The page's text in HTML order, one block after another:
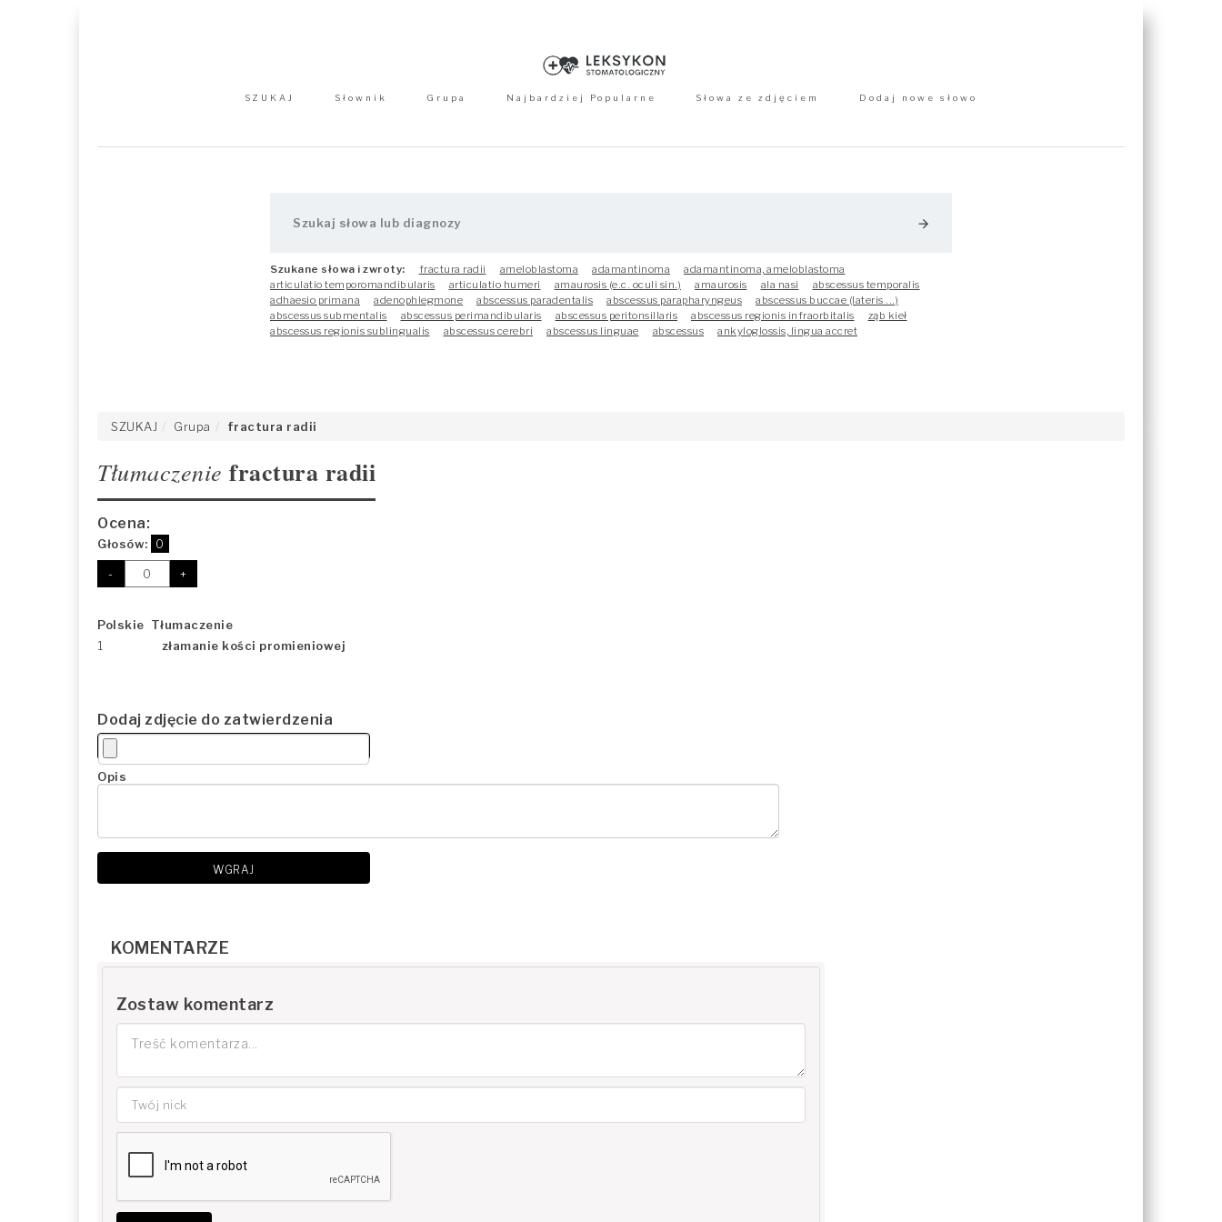
SZUKAJ Słownik Grupa Najbardziej Popularne Słowa ze zdjęciem Dodaj nowe słowo
arrow_forward
Szukane słowa i zwroty: fractura radii ameloblastoma adamantinoma
adamantinoma, ameloblastoma
articulatio temporomandibularis
articulatio humeri amaurosis (e.c. oculi sin.) amaurosis ala nasi
abscessus temporalis
adhaesio primana
adenophlegmone abscessus paradentalis abscessus parapharyngeus
abscessus buccae (lateris ...)
abscessus submentalis
abscessus perimandibularis abscessus peritonsillaris abscessus regionis infraorbitalis
ząb kieł
abscessus regionis sublingualis
abscessus cerebri abscessus linguae abscessus ankyloglossis, lingua accret
SZUKAJ Grupa fractura radii
Tłumaczenie fractura radii
Ocena:
Głosów: 0
- +
Polskie Tłumaczenie
1
złamanie kości promieniowej
Dodaj zdjęcie do zatwierdzenia
Opis
WGRAJ
KOMENTARZE
Zostaw komentarz